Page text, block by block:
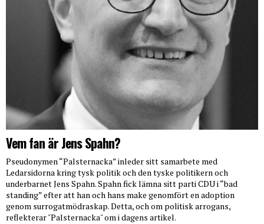
Vem fan är Jens Spahn?
Pseudonymen “Palsternacka” inleder sitt samarbete med
Ledarsidorna kring tysk politik och den tyske politikern och
underbarnet Jens Spahn. Spahn fick lämna sitt parti CDU i “bad
standing” efter att han och hans make genomfört en adoption
genom surrogatmödraskap. Detta, och om politisk arrogans,
reflekterar "Palsternacka" om i dagens artikel.